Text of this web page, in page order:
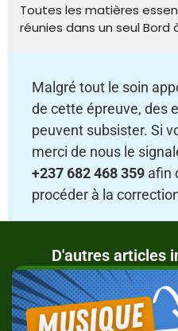
Toutes les matières
réunies dans un seul Bord
Malgré tout le soin
de cette épreuve, des
peuvent subsister. Si
merci de nous le
+237 682 468 359 afin
procéder à la
D'autres articles